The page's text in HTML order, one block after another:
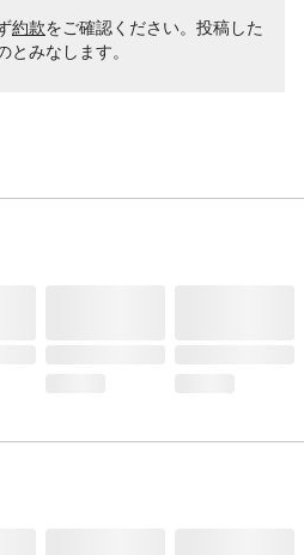
約款をご確認ください。投稿した
とみなします。